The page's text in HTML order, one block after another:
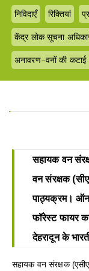
निविदाएँ रिक्तियां
केंद्र लोक सूचना
अनावरण–वनों की
सहायक वन
वन संरक्षक
पाठ्यक्रम। ऑन
फॉरेस्ट फायर
देहरादून के
सहायक वन संरक्षक